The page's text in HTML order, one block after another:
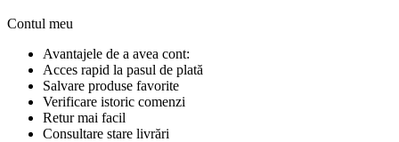
Contul meu
Avantajele de a avea cont:
Acces rapid la pasul de plată
Salvare produse favorite
Verificare istoric comenzi
Retur mai facil
Consultare stare livrări